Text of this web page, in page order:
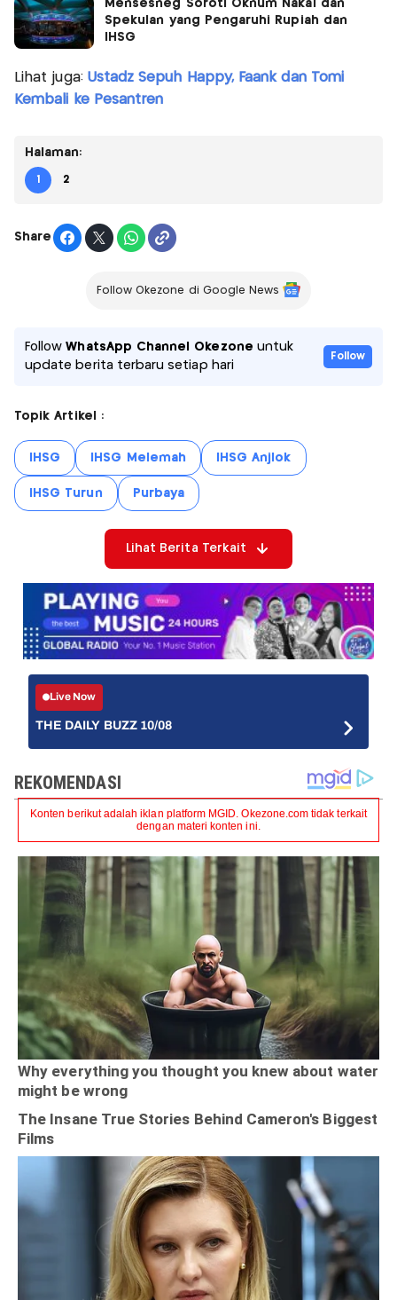
Mensesneg Soroti Oknum Nakal dan
Spekulan yang Pengaruhi Rupiah dan
IHSG
Lihat juga: Ustadz Sepuh Happy, Faank dan Tomi
Kembali ke Pesantren
Halaman:
1 2
Share
Follow Okezone di Google News
FollowWhatsApp Channel Okezone untuk
update berita terbaru setiap hari
Follow
Topik Artikel :
IHSG IHSG Melemah IHSG Anjlok
IHSG Turun Purbaya
Lihat Berita Terkait
Live Now
THE DAILY BUZZ 10/08